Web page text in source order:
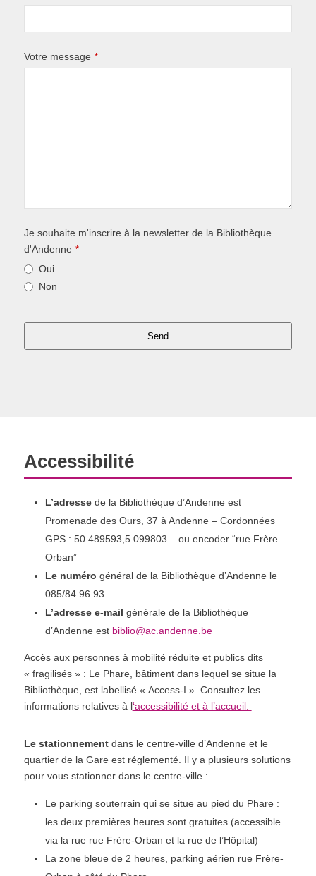
Votre message *
Je souhaite m'inscrire à la newsletter de la Bibliothèque
d'Andenne *
Oui
Non
Send
e
l
e
f
t
b
a
n
k
Accessibilité
L’adressede la Bibliothèque d’Andenne est
Promenade des Ours, 37 à Andenne – Cordonnées
GPS : 50.489593,5.099803 – ou encoder “rue Frère
Orban”
Le numéro général de la Bibliothèque d’Andenne le
085/84.96.93
L’adresse e-mail générale de la Bibliothèque
d’Andenne est biblio@ac.andenne.be
Accès aux personnes à mobilité réduite et publics dits
« fragilisés » : Le Phare, bâtiment dans lequel se situe la
Bibliothèque, est labellisé « Access-I ». Consultez les
informations relatives à l‘accessibilité et à l’accueil.
Le stationnementdans le centre-ville d’Andenne et le
quartier de la Gare est réglementé. Il y a plusieurs solutions
pour vous stationner dans le centre-ville :
Le parking souterrain qui se situe au pied du Phare :
les deux premières heures sont gratuites (accessible
via la rue rue Frère-Orban et la rue de l’Hôpital)
La zone bleue de 2 heures, parking aérien rue Frère-